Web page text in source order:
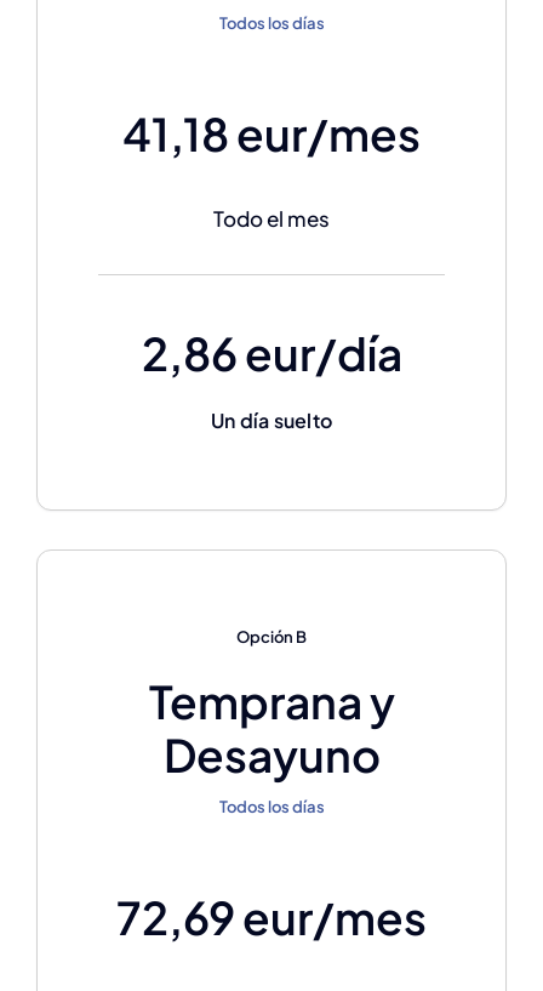
Todos los días
41,18 eur/mes
Todo el mes
2,86 eur/día
Un día suelto
Opción B
Temprana y
Desayuno
Todos los días
72,69 eur/mes